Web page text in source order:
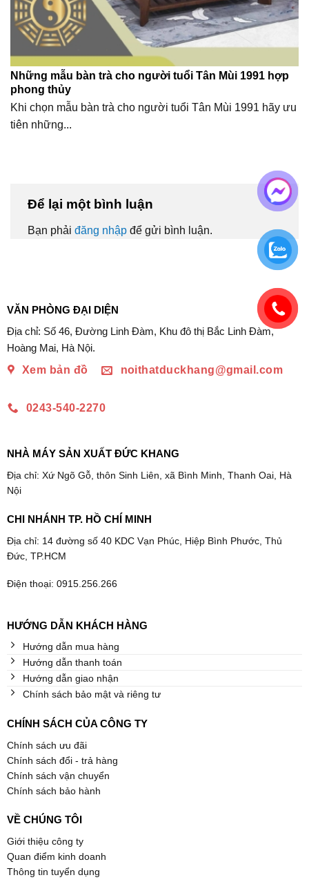
Những mẫu bàn trà cho người tuổi Tân Mùi 1991 hợp
phong thủy
Khi chọn mẫu bàn trà cho người tuổi Tân Mùi 1991 hãy ưu
tiên những...
Để lại một bình luận
Bạn phải đăng nhập để gửi bình luận.
VĂN PHÒNG ĐẠI DIỆN
Địa chỉ: Số 46, Đường Linh Đàm, Khu đô thị Bắc Linh Đàm,
Hoàng Mai, Hà Nội.
Xem bản đồ
noithatduckhang@gmail.com
0243-540-2270
NHÀ MÁY SẢN XUẤT ĐỨC KHANG
Địa chỉ: Xứ Ngõ Gỗ, thôn Sinh Liên, xã Bình Minh, Thanh Oai, Hà
Nội
CHI NHÁNH TP. HỒ CHÍ MINH
Địa chỉ: 14 đường số 40 KDC Vạn Phúc, Hiệp Bình Phước, Thủ
Đức, TP.HCM
Điện thoại: 0915.256.266
HƯỚNG DẪN KHÁCH HÀNG
Hướng dẫn mua hàng
Hướng dẫn thanh toán
Hướng dẫn giao nhận
Chính sách bảo mật và riêng tư
CHÍNH SÁCH CỦA CÔNG TY
Chính sách ưu đãi
Chính sách đổi - trả hàng
Chính sách vận chuyển
Chính sách bảo hành
VỀ CHÚNG TÔI
Giới thiệu công ty
Quan điểm kinh doanh
Thông tin tuyển dụng